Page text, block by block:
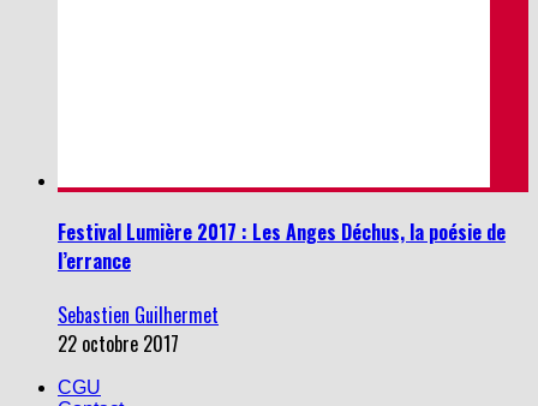
Festival Lumière 2017 : Les Anges Déchus, la poésie de
l’errance
22 octobre 2017
CGU
Contact